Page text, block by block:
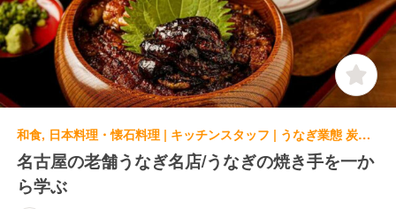
和食, 日本料理・懐石料理 | キッチンスタッフ | うなぎ業態 炭焼うな富士 大丸京都店
名古屋の老舗うなぎ名店/うなぎの焼き手を一か
ら学ぶ